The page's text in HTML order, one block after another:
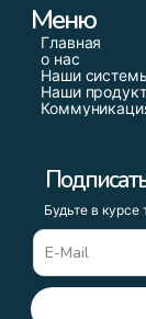
Меню
Главная
о нас
Наши
Наши
Будьте в